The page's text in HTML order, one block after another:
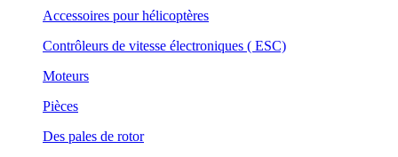
Accessoires pour hélicoptères
Contrôleurs de vitesse électroniques ( ESC)
Moteurs
Pièces
Des pales de rotor